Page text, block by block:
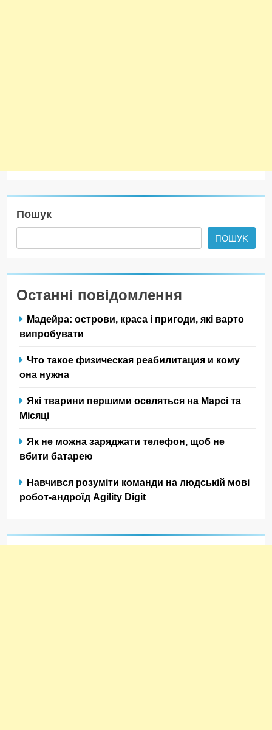
Пошук
ПОШУК
Останні повідомлення
Мадейра: острови, краса і пригоди, які варто
випробувати
Что такое физическая реабилитация и кому
она нужна
Які тварини першими оселяться на Марсі та
Місяці
Як не можна заряджати телефон, щоб не
вбити батарею
Навчився розуміти команди на людській мові
робот-андроїд Agility Digit